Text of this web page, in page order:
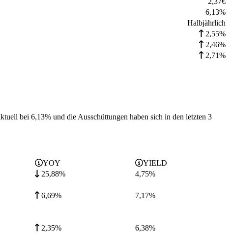
6,13%
Halbjährlich
2,55%
2,46%
2,71%
bei 6,13% und die Ausschüttungen haben sich in den letzten 3
YOY
YIELD
25,88% 4,75%
6,69% 7,17%
2,35% 6,38%